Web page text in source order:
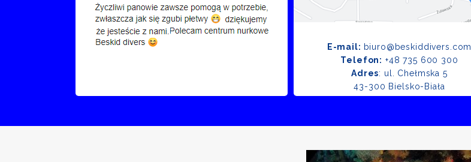
E-mail: biuro@beskiddivers.com
Telefon: +48 735 600 300
Adres: ul. Chełmska 5
43-300 Bielsko-Biała